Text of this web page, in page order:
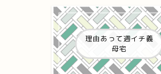
理由あって週イチ義
母宅